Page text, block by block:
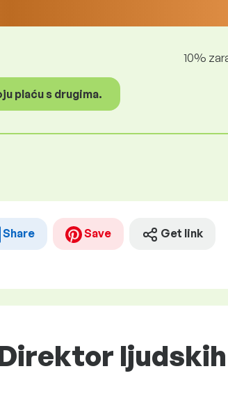
10%
plaću s drugima.
Share Save Get link
ljudskih